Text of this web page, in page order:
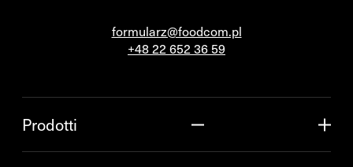
formularz@foodcom.pl
+48 22 652 36 59
Prodotti